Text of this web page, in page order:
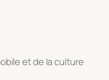
et de la culture